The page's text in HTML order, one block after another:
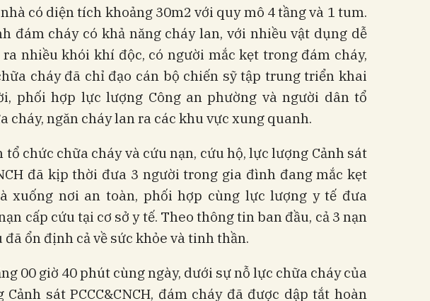
có diện tích khoảng 30m2 với quy mô 4 tầng và 1 tum.
đám cháy có khả năng cháy lan, với nhiều vật dụng dễ
ra nhiều khói khí độc, có người mắc kẹt trong đám cháy,
cháy đã chỉ đạo cán bộ chiến sỹ tập trung triển khai
phối hợp lực lượng Công an phường và người dân tổ
cháy, ngăn cháy lan ra các khu vực xung quanh.
tổ chức chữa cháy và cứu nạn, cứu hộ, lực lượng Cảnh sát
đã kịp thời đưa 3 người trong gia đình đang mắc kẹt
xuống nơi an toàn, phối hợp cùng lực lượng y tế đưa
cấp cứu tại cơ sở y tế. Theo thông tin ban đầu, cả 3 nạn
đã ổn định cả về sức khỏe và tinh thần.
00 giờ 40 phút cùng ngày, dưới sự nỗ lực chữa cháy của
Cảnh sát PCCC&CNCH, đám cháy đã được dập tắt hoàn